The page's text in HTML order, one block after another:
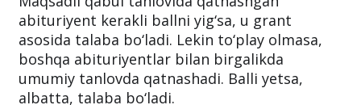
yiqiladimi?
Maqsadli qabul tanlovida qatnashgan
abituriyent kerakli ballni yig‘sa, u grant
asosida talaba bo‘ladi. Lekin to‘play olmasa,